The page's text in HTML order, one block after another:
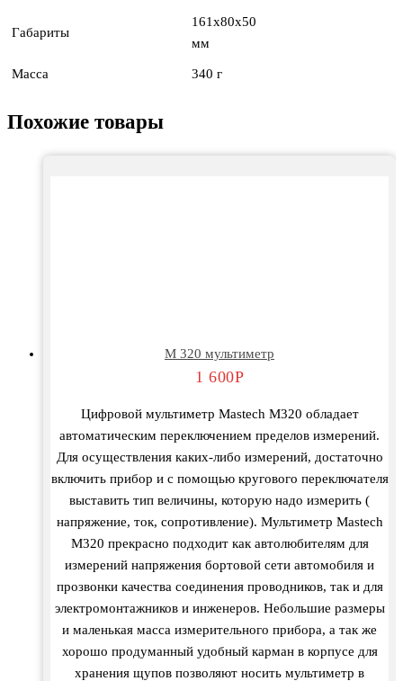
Габариты
161x80x50
мм
Масса 340 г
Похожие товары
М 320 мультиметр
1 600Р
Цифровой мультиметр Mastech M320 обладает
автоматическим переключением пределов измерений.
Для осуществления каких-либо измерений, достаточно
включить прибор и с помощью кругового переключателя
выставить тип величины, которую надо измерить (
напряжение, ток, сопротивление). Мультиметр Mastech
M320 прекрасно подходит как автолюбителям для
измерений напряжения бортовой сети автомобиля и
прозвонки качества соединения проводников, так и для
электромонтажников и инженеров. Небольшие размеры
и маленькая масса измерительного прибора, а так же
хорошо продуманный удобный карман в корпусе для
хранения щупов позволяют носить мультиметр в